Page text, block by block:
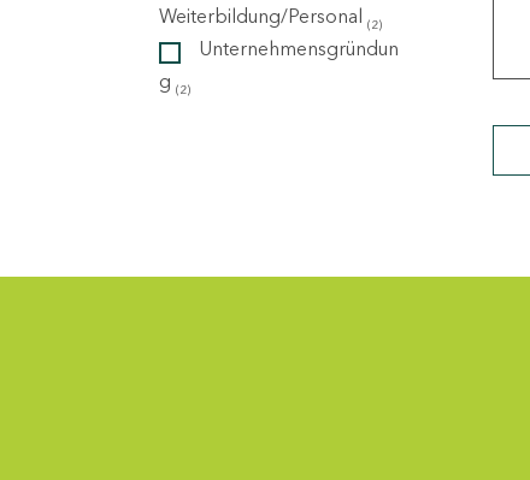
Weiterbildung/Personal (2)
Unternehmensgründun
g (2)